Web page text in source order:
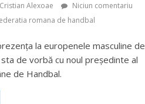
Cristian Alexoae
Niciun comentariu
romana de handbal
la europenele masculine de
de vorbă cu noul președinte al
de Handbal.